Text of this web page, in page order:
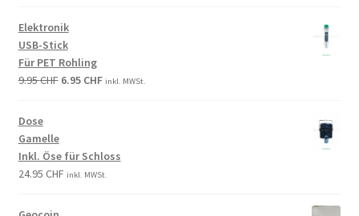
Elektronik
USB-Stick
Für PET Rohling
9.95CHF 6.95 CHF inkl. MWSt.
Dose
Gamelle
Inkl. Öse für Schloss
24.95 CHF inkl. MWSt.